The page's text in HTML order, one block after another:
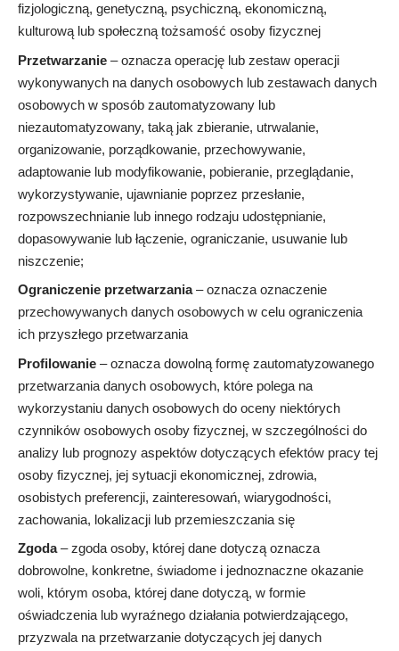
fizjologiczną, genetyczną, psychiczną, ekonomiczną,
kulturową lub społeczną tożsamość osoby fizycznej
Przetwarzanie – oznacza operację lub zestaw operacji
wykonywanych na danych osobowych lub zestawach danych
osobowych w sposób zautomatyzowany lub
niezautomatyzowany, taką jak zbieranie, utrwalanie,
organizowanie, porządkowanie, przechowywanie,
adaptowanie lub modyfikowanie, pobieranie, przeglądanie,
wykorzystywanie, ujawnianie poprzez przesłanie,
rozpowszechnianie lub innego rodzaju udostępnianie,
dopasowywanie lub łączenie, ograniczanie, usuwanie lub
niszczenie;
Ograniczenie przetwarzania– oznacza oznaczenie
przechowywanych danych osobowych w celu ograniczenia
ich przyszłego przetwarzania
Profilowanie – oznacza dowolną formę zautomatyzowanego
przetwarzania danych osobowych, które polega na
wykorzystaniu danych osobowych do oceny niektórych
czynników osobowych osoby fizycznej, w szczególności do
analizy lub prognozy aspektów dotyczących efektów pracy tej
osoby fizycznej, jej sytuacji ekonomicznej, zdrowia,
osobistych preferencji, zainteresowań, wiarygodności,
zachowania, lokalizacji lub przemieszczania się
Zgoda– zgoda osoby, której dane dotyczą oznacza
dobrowolne, konkretne, świadome i jednoznaczne okazanie
woli, którym osoba, której dane dotyczą, w formie
oświadczenia lub wyraźnego działania potwierdzającego,
przyzwala na przetwarzanie dotyczących jej danych